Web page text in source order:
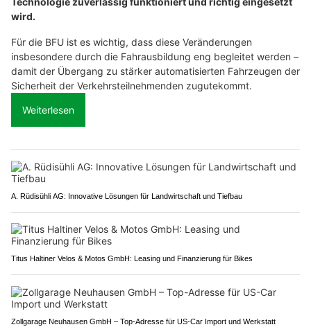
wird.
Für die BFU ist es wichtig, dass diese Veränderungen
insbesondere durch die Fahrausbildung eng begleitet werden –
damit der Übergang zu stärker automatisierten Fahrzeugen der
Sicherheit der Verkehrsteilnehmenden zugutekommt.
Weiterlesen
A. Rüdisühli AG: Innovative Lösungen für Landwirtschaft und Tiefbau
Titus Haltiner Velos & Motos GmbH: Leasing und Finanzierung für Bikes
Zollgarage Neuhausen GmbH – Top-Adresse für US-Car Import und Werkstatt